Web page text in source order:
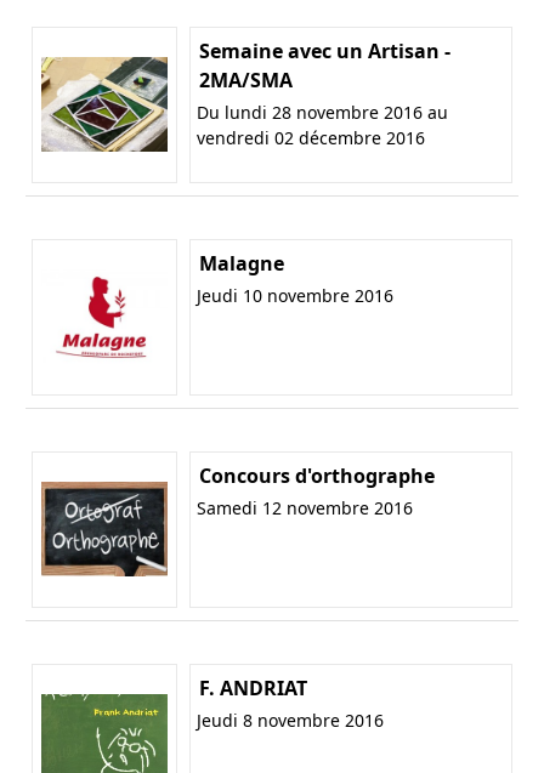
Semaine avec un Artisan -
2MA/SMA
Du lundi 28 novembre 2016 au
vendredi 02 décembre 2016
Malagne
Jeudi 10 novembre 2016
Concours d'orthographe
Samedi 12 novembre 2016
F. ANDRIAT
Jeudi 8 novembre 2016